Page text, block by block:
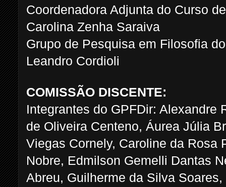
Coordenadora Adjunta do Curso
Carolina Zenha Saraiva
Grupo de Pesquisa em Filosofia
Leandro Cordioli
COMISSÃO DISCENTE:
Integrantes do GPFDir: Alexandre
de Oliveira Centeno, Áurea Júlia
Viegas Cornely, Caroline da Rosa
Nobre, Edmilson Gemelli Dantas
Abreu, Guilherme da Silva